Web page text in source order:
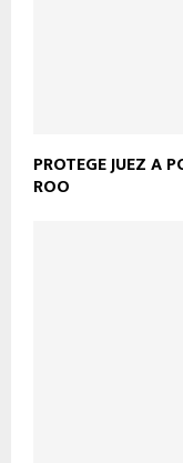
PROTEGE JUEZ A
ROO